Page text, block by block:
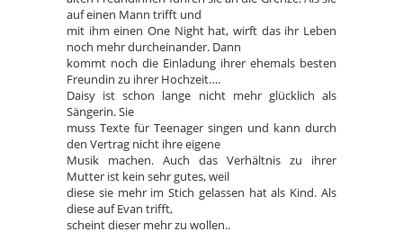
auf einen Mann trifft und
mit ihm einen One Night hat, wirft das ihr Leben
noch mehr durcheinander. Dann
kommt noch die Einladung ihrer ehemals besten
Freundin zu ihrer Hochzeit….
Daisy ist schon lange nicht mehr glücklich als
Sängerin. Sie
muss Texte für Teenager singen und kann durch
den Vertrag nicht ihre eigene
Musik machen. Auch das Verhältnis zu ihrer
Mutter ist kein sehr gutes, weil
diese sie mehr im Stich gelassen hat als Kind. Als
diese auf Evan trifft,
scheint dieser mehr zu wollen..